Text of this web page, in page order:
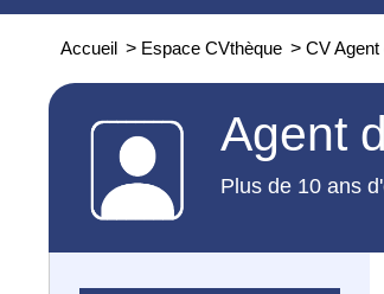
Accueil > Espace CVthèque > CV Agent
Agent
Plus de 10 ans